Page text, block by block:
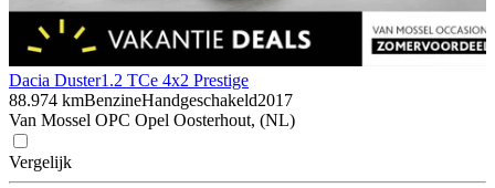
Dacia Duster1.2 TCe 4x2 Prestige
88.974 kmBenzineHandgeschakeld2017
Van Mossel OPC Opel Oosterhout, (NL)
Vergelijk